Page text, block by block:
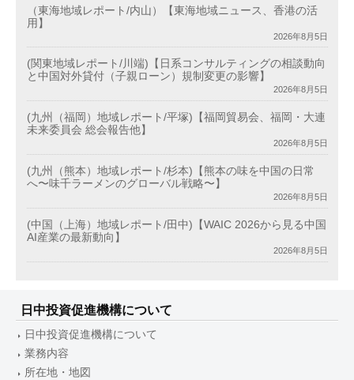
（東海地域レポート/内山）【東海地域ニュース、香港の活
用】
2026年8月5日
(関東地域レポート/川端)【日系コンサルティングの相談動向
と中国対外貸付（子親ローン）規制変更の影響】
2026年8月5日
(九州（福岡）地域レポート/平塚)【福岡貿易会、福岡・大連
未来委員会 総会報告他】
2026年8月5日
(九州（熊本）地域レポート/杉本)【熊本の味を中国の日常
へ〜味千ラーメンのグローバル戦略〜】
2026年8月5日
(中国（上海）地域レポート/田中)【WAIC 2026から見る中国
AI産業の最新動向】
2026年8月5日
日中投資促進機構について
日中投資促進機構について
業務内容
所在地・地図